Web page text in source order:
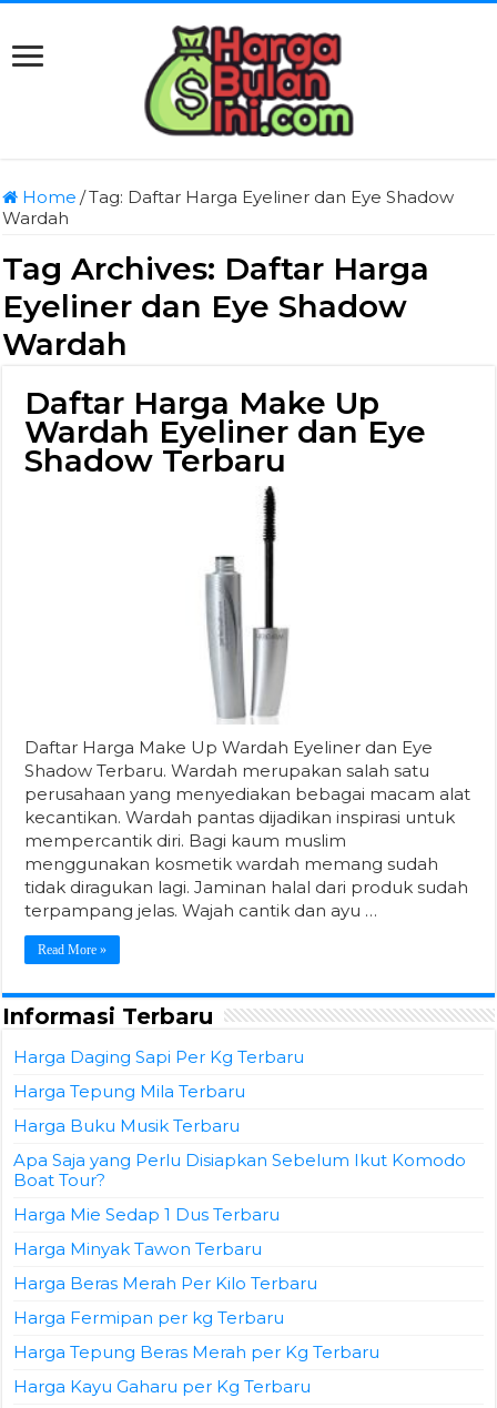
Home /Tag: Daftar Harga Eyeliner dan Eye Shadow
Wardah
Tag Archives: Daftar Harga
Eyeliner dan Eye Shadow
Wardah
Daftar Harga Make Up
Wardah Eyeliner dan Eye
Shadow Terbaru
Daftar Harga Make Up Wardah Eyeliner dan Eye
Shadow Terbaru. Wardah merupakan salah satu
perusahaan yang menyediakan bebagai macam alat
kecantikan. Wardah pantas dijadikan inspirasi untuk
mempercantik diri. Bagi kaum muslim
menggunakan kosmetik wardah memang sudah
tidak diragukan lagi. Jaminan halal dari produk sudah
terpampang jelas. Wajah cantik dan ayu …
Read More »
Informasi Terbaru
Harga Daging Sapi Per Kg Terbaru
Harga Tepung Mila Terbaru
Harga Buku Musik Terbaru
Apa Saja yang Perlu Disiapkan Sebelum Ikut Komodo
Boat Tour?
Harga Mie Sedap 1 Dus Terbaru
Harga Minyak Tawon Terbaru
Harga Beras Merah Per Kilo Terbaru
Harga Fermipan per kg Terbaru
Harga Tepung Beras Merah per Kg Terbaru
Harga Kayu Gaharu per Kg Terbaru